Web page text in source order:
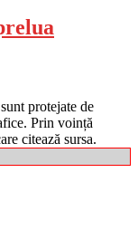
protejate de
Prin voință
citează sursa.